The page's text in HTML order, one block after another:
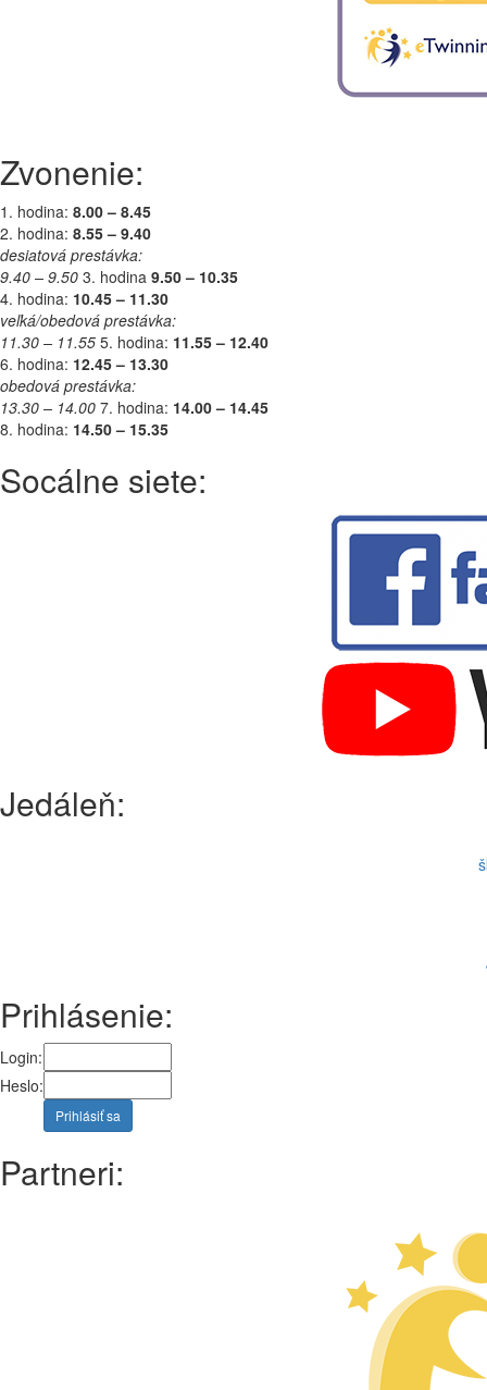
Zvonenie:
1. hodina: 8.00 – 8.45
2. hodina: 8.55 – 9.40
desiatová prestávka:
9.40 – 9.50 3. hodina 9.50 – 10.35
4. hodina: 10.45 – 11.30
veľká/obedová prestávka:
11.30 – 11.55 5. hodina: 11.55 – 12.40
6. hodina: 12.45 – 13.30
obedová prestávka:
13.30 – 14.00 7. hodina: 14.00 – 14.45
8. hodina: 14.50 – 15.35
Socálne siete:
Jedáleň:
Prihlásenie:
Login:
Heslo:
Prihlásiť sa
Partneri: